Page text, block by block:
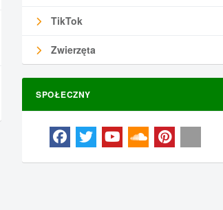
TikTok
Zwierzęta
SPOŁECZNY